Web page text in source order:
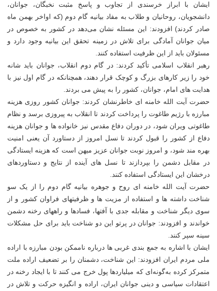
ایشان با ابراز خرسندی از تجاوب و پاسخ مثبت نخبگان، جوانان،
دانشجویان، روحانیان و طلاب به مفاد بیانیه گام دوم (که اواخر بهمن ماه
صادر کردند) افزودند: این مسئله نشان می‌دهد در کشور به خصوص در
میان جوانان آمادگی برای تلاش در زمینه تحقق این بیانیه وجود دارد و
مسئولان باید از این ظرفیت استفاده کنند.
رهبر انقلاب اسلامی تأکید کردند: در گام دوم انقلاب، جوانان باید شانه
خود را زیر کارهای بزرگ و کوچک قرار دهند، همچنانکه در گام اول نیز با
هدایت های امام، جوانان، کشور را به پیش می بردند.
حضرت آیت الله خامنه ای خاطرنشان کردند: جوانان کشور روزی هزینه
مبارزه با رژیم طاغوت را پرداخت کردند تا انقلاب به پیروزی برسد و نظام
طاغوتی ویران شود، در دوران دفاع مقدس نیز خانواده ها و جوانان هزینه
دفاع از کشور را قبول کردند تا نسل امروز از دستاورد آن یعنی امنیت
بهره مند شود، و امروز نوبت جوانان عزیز میهن است که هزینه ایستادگی
در مقابل دشمن را بپردازند تا نسل های آینده از نتایج و دستاوردهای
درخشان این ایستادگی استفاده کنند.
حضرت آیت الله خامنه ای روح و جوهره بیانیه گام دوم را از یک سو
شناخت داشته ها و استفاده از مزیت ها و ظرفیتهای فراوان کشور و از
سوی دیگر شناخت و مقابله جدی با آفتها، فسادها و راههای رخنه دشمن
خواندند و افزودند: جوانان در پرتو این دو شناخت باید برای حل مشکلات
سینه سپر کنند.
ایشان با اشاره به جمع بندی غربی ها درباره ناممکن بودن مبارزه با اراده
ملی مردم ایران افزودند: این شناخت، دشمنان را بر تضعیف اراده ملت
متمرکز کرده به‌گونه‌ای که میلیاردها پول خرج می کنند تا با ایجاد رخنه در
اعتقادات سیاسی و دینی جوانان ایران، اراده و انگیزه حرکت و تلاش در